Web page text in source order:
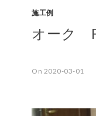
施工例
オーク
On 2020-03-01